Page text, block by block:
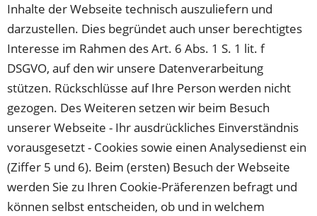
Inhalte der Webseite technisch auszuliefern und
darzustellen. Dies begründet auch unser berechtigtes
Interesse im Rahmen des Art. 6 Abs. 1 S. 1 lit. f
DSGVO, auf den wir unsere Datenverarbeitung
stützen. Rückschlüsse auf Ihre Person werden nicht
gezogen. Des Weiteren setzen wir beim Besuch
unserer Webseite - Ihr ausdrückliches Einverständnis
vorausgesetzt - Cookies sowie einen Analysedienst ein
(Ziffer 5 und 6). Beim (ersten) Besuch der Webseite
werden Sie zu Ihren Cookie-Präferenzen befragt und
können selbst entscheiden, ob und in welchem